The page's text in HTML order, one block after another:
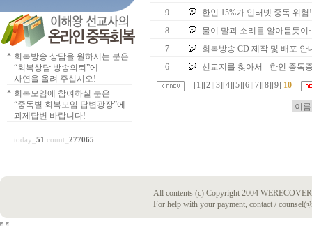
* 회복방송 상담을 원하시는 분은
“회복상담 방송의뢰”에
사연을 올려 주십시오!
* 회복모임에 참여하실 분은
“중독별 회복모임 답변광장”에
과제답변 바랍니다!
today_ 51 count_ 277065
9
한인 15%가 인터넷 중독 위
8
물이 말과 소리를 알아듣듯이
7
회복방송 CD 제작 및 배포 안
6
선교지를 찾아서 - 한인 중독
[1][2][3][4][5][6][7][8][9] 10
All contents (c) Copyright 2004
For help with your payment, contact /